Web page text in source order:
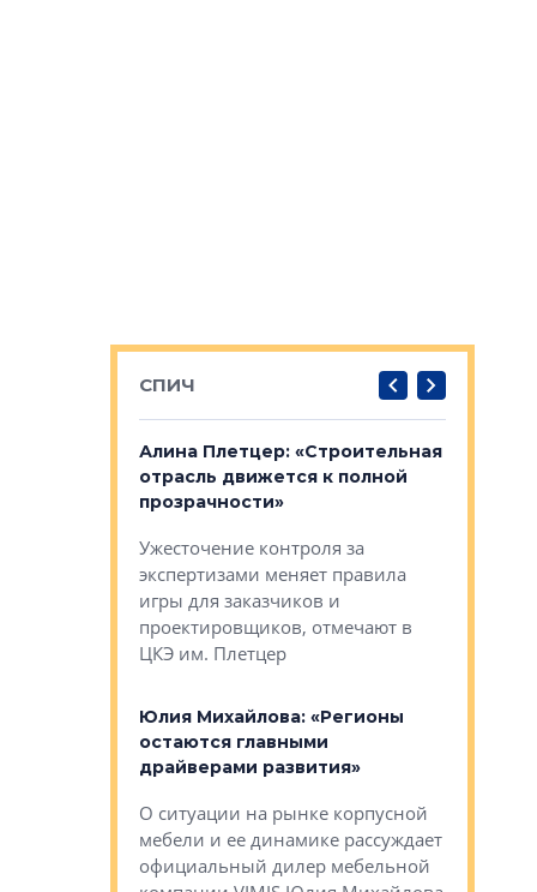
СПИЧ
поводом
те
больше
в УК
Алина Плетцер: «Строительная
отрасль движется к полной
прозрачности»
Ужесточение контроля за
экспертизами меняет правила
игры для заказчиков и
проектировщиков, отмечают в
ЦКЭ им. Плетцер
Юлия Михайлова: «Регионы
остаются главными
драйверами развития»
О ситуации на рынке корпусной
мебели и ее динамике рассуждает
официальный дилер мебельной